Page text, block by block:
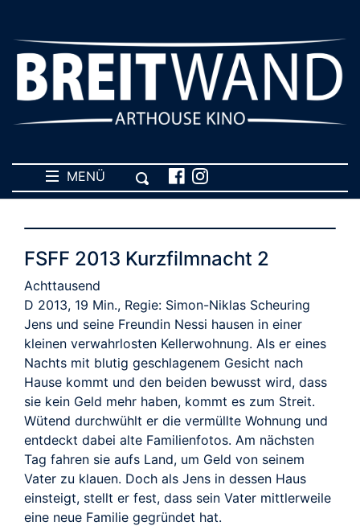
MENÜ
FSFF 2013 Kurzfilmnacht 2
Achttausend
D 2013, 19 Min., Regie: Simon-Niklas Scheuring
Jens und seine Freundin Nessi hausen in einer
kleinen verwahrlosten Kellerwohnung. Als er eines
Nachts mit blutig geschlagenem Gesicht nach
Hause kommt und den beiden bewusst wird, dass
sie kein Geld mehr haben, kommt es zum Streit.
Wütend durchwühlt er die vermüllte Wohnung und
entdeckt dabei alte Familienfotos. Am nächsten
Tag fahren sie aufs Land, um Geld von seinem
Vater zu klauen. Doch als Jens in dessen Haus
einsteigt, stellt er fest, dass sein Vater mittlerweile
eine neue Familie gegründet hat.